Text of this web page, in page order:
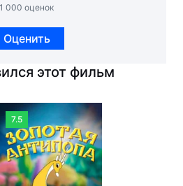
1 000 оценок
Оценить
этот фильм
7.5